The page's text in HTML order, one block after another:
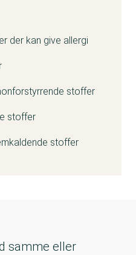
der kan give allergi
stoffer
stoffer
stoffer
samme eller